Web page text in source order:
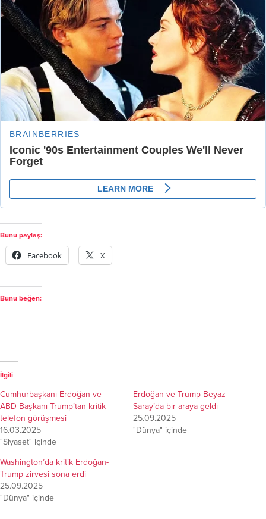
Bunu paylaş:
Facebook X
Bunu beğen:
İlgili
Cumhurbaşkanı Erdoğan ve
ABD Başkanı Trump’tan kritik
telefon görüşmesi
16.03.2025
"Siyaset" içinde
Erdoğan ve Trump Beyaz
Saray’da bir araya geldi
25.09.2025
"Dünya" içinde
Washington’da kritik Erdoğan-
Trump zirvesi sona erdi
25.09.2025
"Dünya" içinde